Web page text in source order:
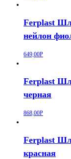
Ferplast
нейлон
649,00Р
Ferplast
черная
868,00Р
Ferplast
красная